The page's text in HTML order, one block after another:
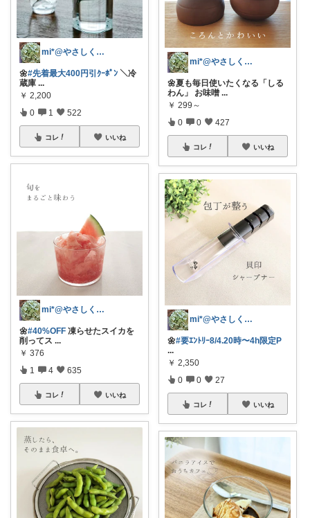
mi*@やさしく整う暮らし
🌼#先着最大400円引ｸｰﾎﾟﾝ ＼冷
蔵庫 ...
￥ 2,200
0 1 522
コレ いいね
mi*@やさしく整う暮らし
🌼#40%OFF 凍らせたスイカを
削ってス ...
￥ 376
1 4 635
コレ いいね
mi*@やさしく整う暮らし
🌼夏も毎日使いたくなる「しる
わん」 お味噌 ...
￥ 299～
0 0 427
コレ いいね
mi*@やさしく整う暮らし
🌼#要ｴﾝﾄﾘｰ8/4.20時〜4h限定P
...
￥ 2,350
0 0 27
コレ いいね